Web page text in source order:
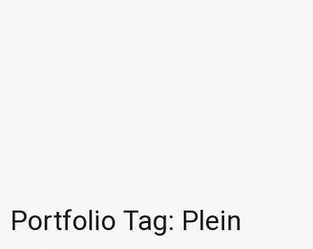
Portfolio Tag: Plein